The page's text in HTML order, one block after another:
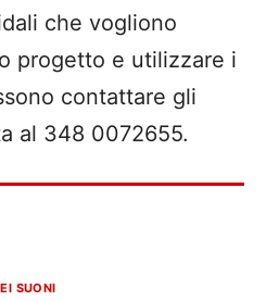
che vogliono
progetto e utilizzare i
contattare gli
al 348 0072655.
SUONI